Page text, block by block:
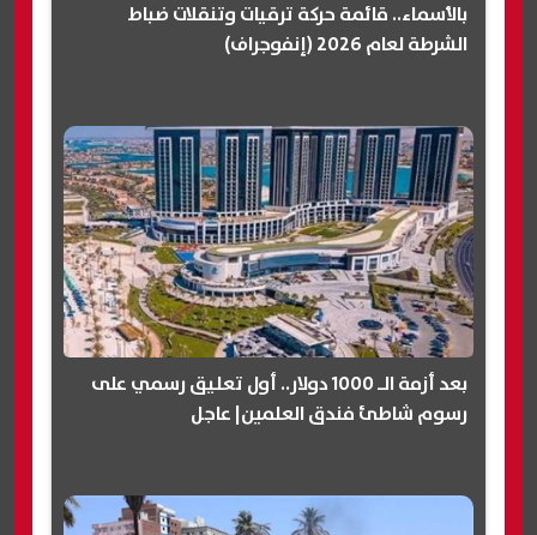
بالأسماء.. قائمة حركة ترقيات وتنقلات ضباط
الشرطة لعام 2026 (إنفوجراف)
بعد أزمة الـ 1000 دولار.. أول تعليق رسمي على
رسوم شاطئ فندق العلمين| عاجل